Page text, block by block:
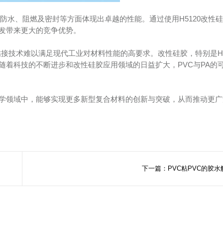
水、阻燃及密封等方面体现出卓越的性能。通过使用H5120改性
带来更大的竞争优势。
技术难以满足现代工业对材料性能的高要求。改性硅胶，特别是
科技的不断进步和改性硅胶应用领域的日益扩大，PVC与PA的
领域中，能够实现更多新型复合材料的创新与突破，从而推动更
下一篇：PVC粘PVC的胶水